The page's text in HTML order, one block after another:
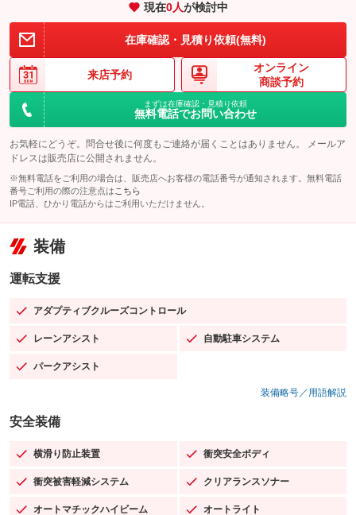
現在0人が検討中
在庫確認・見積り依頼(無料)
来店予約
オンライン
商談予約
まずは在庫確認・見積り依頼
無料電話でお問い合わせ
お気軽にどうぞ。問合せ後に何度もご連絡が届くことはありません。 メールア
ドレスは販売店に公開されません。
※無料電話をご利用の場合は、販売店へお客様の電話番号が通知されます。無料電話
番号ご利用の際の注意点は こちら
IP電話、ひかり電話からはご利用いただけません。
装備
運転支援
アダプティブクルーズコントロール
：装備あり
レーンアシスト
：装備あり 自動駐車システム
：装備あり
パークアシスト
：装備あり
装備略号／用語解説
安全装備
横滑り防止装置
：装備あり 衝突安全ボディ
：装備あり
衝突被害軽減システム
：装備あり クリアランスソナー
：装備あり
オートマチックハイビーム オートライト